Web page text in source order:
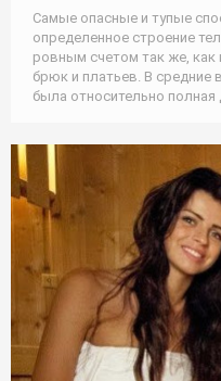
Самые опасные и тупые
определенное строение
ровным счетом так же,
брюк и платьев. В средние
была относительно